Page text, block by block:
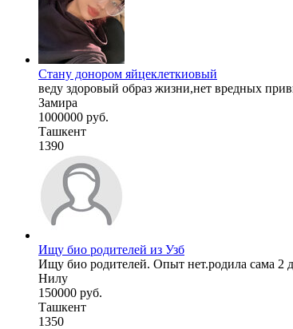
Стану донором яйцеклеткиовый
веду здоровый образ жизни,нет вредных
Замира
1000000 руб.
Ташкент
1390
Ищу био родителей из Узб
Ищу био родителей. Опыт нет.родила сама 2
Нилу
150000 руб.
Ташкент
1350